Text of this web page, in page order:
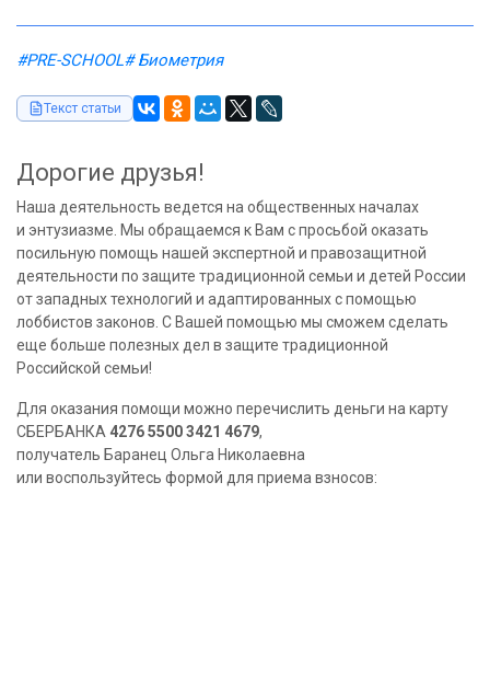
#PRE-SCHOOL# Биометрия
Текст статьи
Дорогие друзья!
Наша деятельность ведется на общественных началах
и энтузиазме. Мы обращаемся к Вам с просьбой оказать
посильную помощь нашей экспертной и правозащитной
деятельности по защите традиционной семьи и детей России
от западных технологий и адаптированных с помощью
лоббистов законов. С Вашей помощью мы сможем сделать
еще больше полезных дел в защите традиционной
Российской семьи!
Для оказания помощи можно перечислить деньги на карту
СБЕРБАНКА 4276 5500 3421 4679,
получатель Баранец Ольга Николаевна
или воспользуйтесь формой для приема взносов: